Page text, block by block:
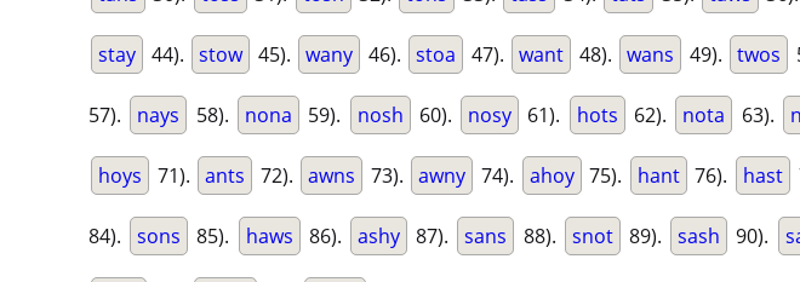
stay 44). stow 45). wany 46). stoa 47). want 48). wans 49). twos
57). nays 58). nona 59). nosh 60). nosy 61). hots 62). nota 63).
hoys 71). ants 72). awns 73). awny 74). ahoy 75). hant 76). hast
84). sons 85). haws 86). ashy 87). sans 88). snot 89). sash 90).